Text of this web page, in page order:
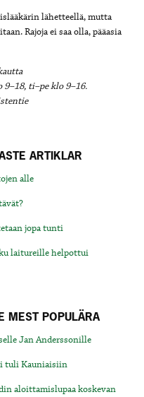
lähetteellä, mutta
Rajoja ei saa olla, pääasia
9–18, ti–pe klo 9–16.
ARTIKLAR
alle
jopa tunti
laitureille helpottui
MEST POPULÄRA
Jan Anderssonille
tuli Kauniaisiin
aloittamislupaa koskevan